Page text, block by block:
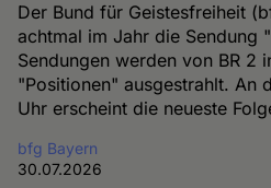
Der Bund für Geistesfreiheit
achtmal im Jahr die Sendung
Sendungen werden von BR 2
"Positionen" ausgestrahlt. An
Uhr erscheint die neueste
bfg Bayern
30.07.2026